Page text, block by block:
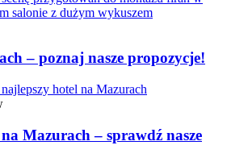
– poznaj nasze propozycje!
Mazurach – sprawdź nasze